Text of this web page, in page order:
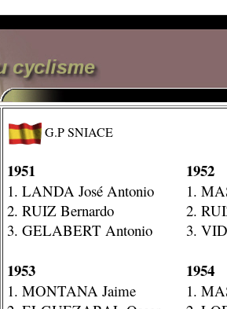
G.P SNIACE
1951
1. LANDA José Antonio
2. RUIZ Bernardo
3. GELABERT Antonio
1953
1. MONTANA Jaime
1952
1.
2.
3.
1954
1.